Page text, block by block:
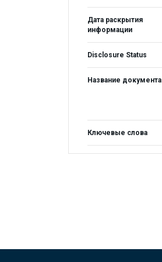
Дата раскрытия
информации
Disclosure Status
Название документа
Ключевые слова